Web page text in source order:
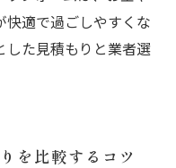
快適で過ごしやすくな
した見積もりと業者選
を比較するコツ